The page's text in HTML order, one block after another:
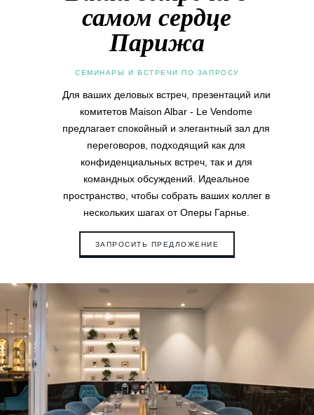
самом сердце
Парижа
СЕМИНАРЫ И ВСТРЕЧИ ПО ЗАПРОСУ
Для ваших деловых встреч, презентаций или
комитетов Maison Albar - Le Vendome
предлагает спокойный и элегантный зал для
переговоров, подходящий как для
конфиденциальных встреч, так и для
командных обсуждений. Идеальное
пространство, чтобы собрать ваших коллег в
нескольких шагах от Оперы Гарнье.
ЗАПРОСИТЬ ПРЕДЛОЖЕНИЕ